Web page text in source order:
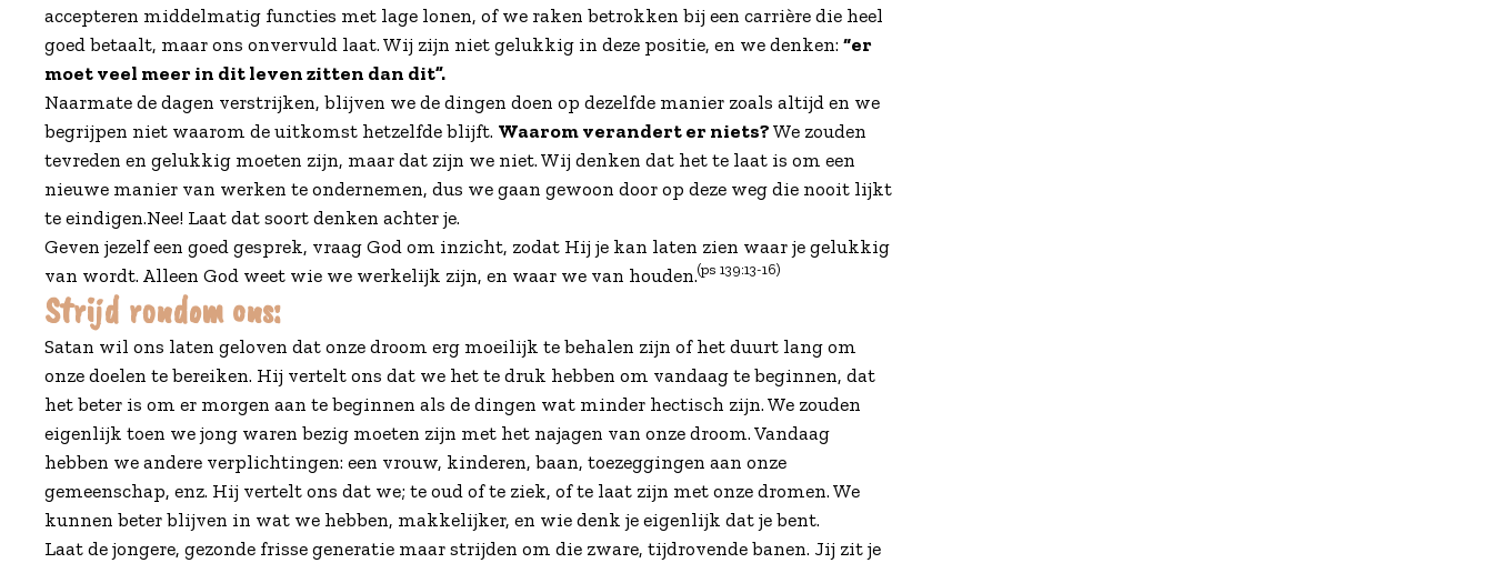
accepteren middelmatig functies met lage lonen, of we raken betrokken bij een carrière die heel
goed betaalt, maar ons onvervuld laat. Wij zijn niet gelukkig in deze positie, en we denken: “er
moet veel meer in dit leven zitten dan dit”.
Naarmate de dagen verstrijken, blijven we de dingen doen op dezelfde manier zoals altijd en we
begrijpen niet waarom de uitkomst hetzelfde blijft. Waarom verandert er niets?We zouden
tevreden en gelukkig moeten zijn, maar dat zijn we niet. Wij denken dat het te laat is om een
nieuwe manier van werken te ondernemen, dus we gaan gewoon door op deze weg die nooit lijkt
te eindigen.Nee! Laat dat soort denken achter je.
Geven jezelf een goed gesprek, vraag God om inzicht, zodat Hij je kan laten zien waar je gelukkig
van wordt. Alleen God weet wie we werkelijk zijn, en waar we van houden.(ps 139:13-16)
Strijd rondom ons:
Satan wil ons laten geloven dat onze droom erg moeilijk te behalen zijn of het duurt lang om
onze doelen te bereiken. Hij vertelt ons dat we het te druk hebben om vandaag te beginnen, dat
het beter is om er morgen aan te beginnen als de dingen wat minder hectisch zijn. We zouden
eigenlijk toen we jong waren bezig moeten zijn met het najagen van onze droom. Vandaag
hebben we andere verplichtingen: een vrouw, kinderen, baan, toezeggingen aan onze
gemeenschap, enz. Hij vertelt ons dat we; te oud of te ziek, of te laat zijn met onze dromen. We
kunnen beter blijven in wat we hebben, makkelijker, en wie denk je eigenlijk dat je bent.
Laat de jongere, gezonde frisse generatie maar strijden om die zware, tijdrovende banen. Jij zit je